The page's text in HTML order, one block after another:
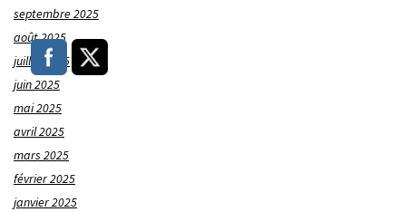
septembre 2025
août 2025
juillet 2025
juin 2025
mai 2025
avril 2025
mars 2025
février 2025
janvier 2025